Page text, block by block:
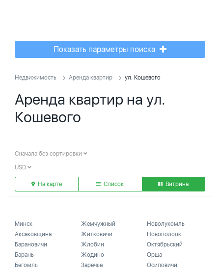
Показать параметры поиска
Недвижимость Аренда квартир ул. Кошевого
Аренда квартир на ул.
Кошевого
Сначала без сортировки
USD
На карте Список Витрина
Минск
Аксаковщина
Барановичи
Барань
Бегомль
Жемчужный
Житковичи
Жлобин
Жодино
Заречье
Новолукомль
Новополоцк
Октябрьский
Орша
Осиповичи